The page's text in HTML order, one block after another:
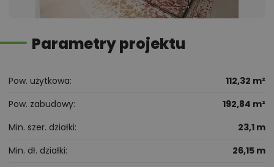
Parametry projektu
Pow. użytkowa
112,32 m²
Pow. zabudowy
192,84 m²
Min. szer. działki
23,1 m
Min. dł. działki
26,15 m